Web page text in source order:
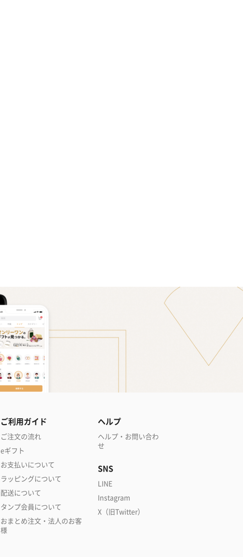
ご利用ガイド
ご注文の流れ
eギフト
お支払いについて
ラッピングについて
配送について
タンプ会員について
おまとめ注文・法人のお客
様
ヘルプ
ヘルプ・お問い合わ
せ
SNS
LINE
Instagram
X（旧Twitter）